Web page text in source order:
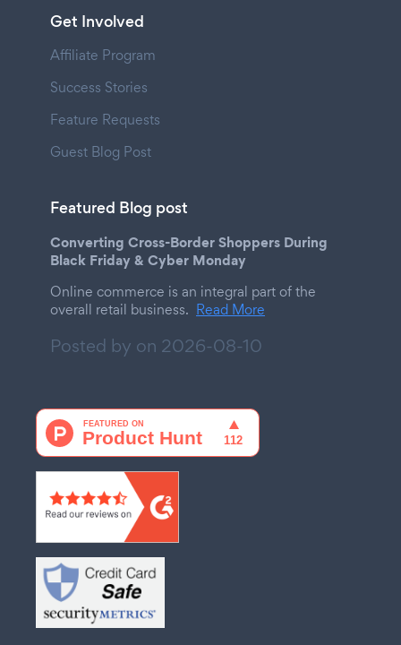
Get Involved
Affiliate Program
Success Stories
Feature Requests
Guest Blog Post
Featured Blog post
Converting Cross-Border Shoppers During
Black Friday & Cyber Monday
Online commerce is an integral part of the
overall retail business. Read More
Posted by on 2026-08-10